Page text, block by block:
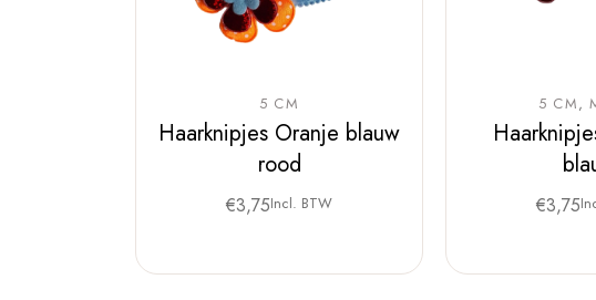
5 CM
Haarknipjes Oranje blauw
rood
€3,75Incl. BTW
5 CM
€3,75